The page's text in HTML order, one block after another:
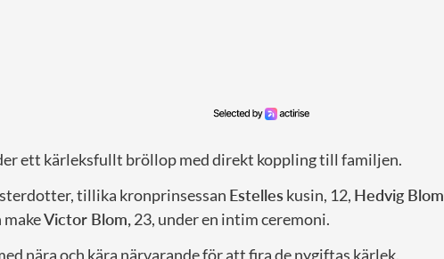
ett kärleksfullt bröllop med direkt koppling till familjen.
tillika kronprinsessan Estelles kusin, 12, Hedvig Blom
makeVictor Blom,23, under en intim ceremoni.
nära och kära närvarande för att fira de nygiftas kärlek.